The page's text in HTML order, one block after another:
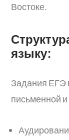
Востоке.
языку:
Задания ЕГЭ
письменной и